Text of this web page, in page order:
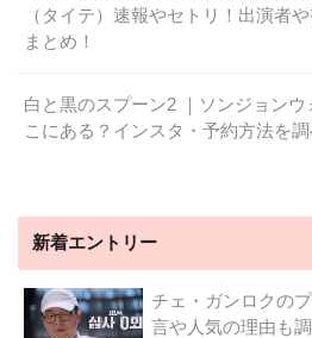
（タイテ）速報やセトリ！出演者
まとめ！
白と黒のスプーン2 ｜ソンジョン
こにある？インスタ・予約方法を調
新着エントリー
チェ・ガンロクの
言や人気の理由も